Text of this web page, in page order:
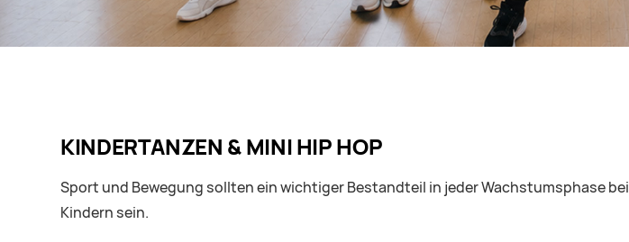
KINDERTANZEN & MINI HIP HOP
Sport und Bewegung sollten ein wichtiger Bestandteil in jeder Wachstumsphase bei
Kindern sein.